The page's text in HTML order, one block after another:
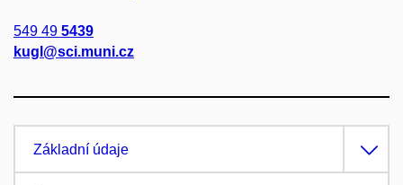
549 49 5439
kugl@sci.muni.cz
Základní údaje